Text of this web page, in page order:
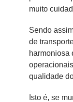
muito
Sendo
de
harmoniosa
qualidade
Isto é, se